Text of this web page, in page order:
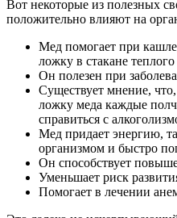
Вот некоторые из полезных
положительно влияют на
Мед помогает при
ложку в стакане
Он полезен при
Существует мнение,
ложку меда каждые
справиться с
Мед придает энергию,
организмом и быстро
Он способствует
Уменьшает риск
Помогает в лечении